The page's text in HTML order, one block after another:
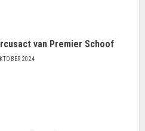
van Premier Schoof
2024